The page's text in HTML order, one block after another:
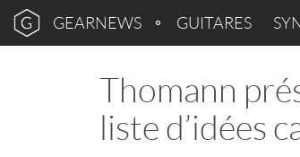
GEARNEWS GUITARES
Thomann
liste d’idées